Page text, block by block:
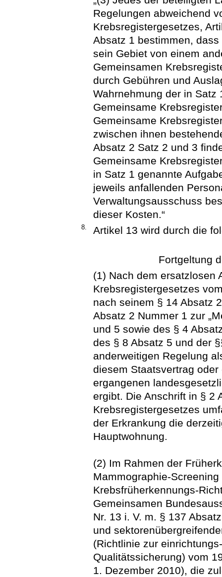
Regelungen abweichend
Krebsregistergesetzes,
Absatz 1 bestimmen,
sein Gebiet von einem
Gemeinsamen
durch Gebühren und
Wahrnehmung der in Satz
Gemeinsame
Gemeinsame
zwischen ihnen
Absatz 2 Satz 2 und 3
Gemeinsame
in Satz 1 genannte
jeweils anfallenden
Verwaltungsausschuss
dieser Kosten.“
8. Artikel 13 wird durch die
Fortgeltung
(1) Nach dem ersatzlosen
Krebsregistergesetzes
nach seinem § 14 Absatz
Absatz 2 Nummer 1 zur
und 5 sowie des § 4
des § 8 Absatz 5 und der
anderweitigen Regelung
diesem Staatsvertrag
ergangenen
ergibt. Die Anschrift in § 2
Krebsregistergesetzes
der Erkrankung die
Hauptwohnung.
(2) Im Rahmen der
Mammographie-
Krebsfrüherkennungs-
Gemeinsamen
Nr. 13 i. V. m. § 137
und
(Richtlinie zur
Qualitätssicherung) vom
1. Dezember 2010), die